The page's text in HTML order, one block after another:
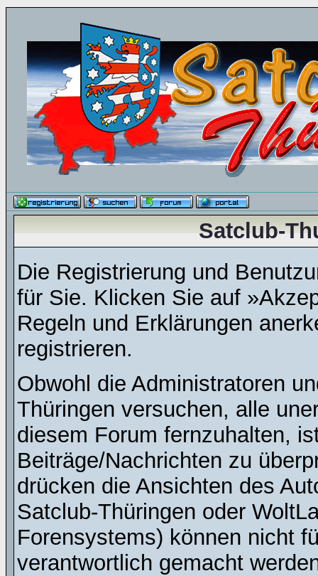
Satclub-
Die Registrierung und
für Sie. Klicken Sie auf
Regeln und Erklärungen
registrieren.
Obwohl die Administratoren
Thüringen versuchen, alle
diesem Forum fernzuhalten,
Beiträge/Nachrichten zu
drücken die Ansichten des
Satclub-Thüringen oder
Forensystems) können nicht
verantwortlich gemacht